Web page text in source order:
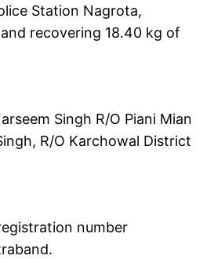
Station Nagrota,
recovering 18.40 kg of
Singh R/O Piani Mian
R/O Karchowal District
number